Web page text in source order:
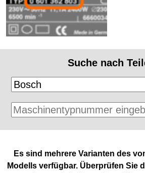
Suche nach
Es sind mehrere Varianten des
Modells verfügbar. Überprüfen Sie